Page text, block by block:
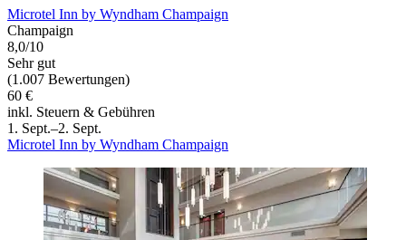
Microtel Inn by Wyndham Champaign
Champaign
8,0/10
Sehr gut
(1.007 Bewertungen)
60 €
inkl. Steuern & Gebühren
1. Sept.–2. Sept.
Microtel Inn by Wyndham Champaign